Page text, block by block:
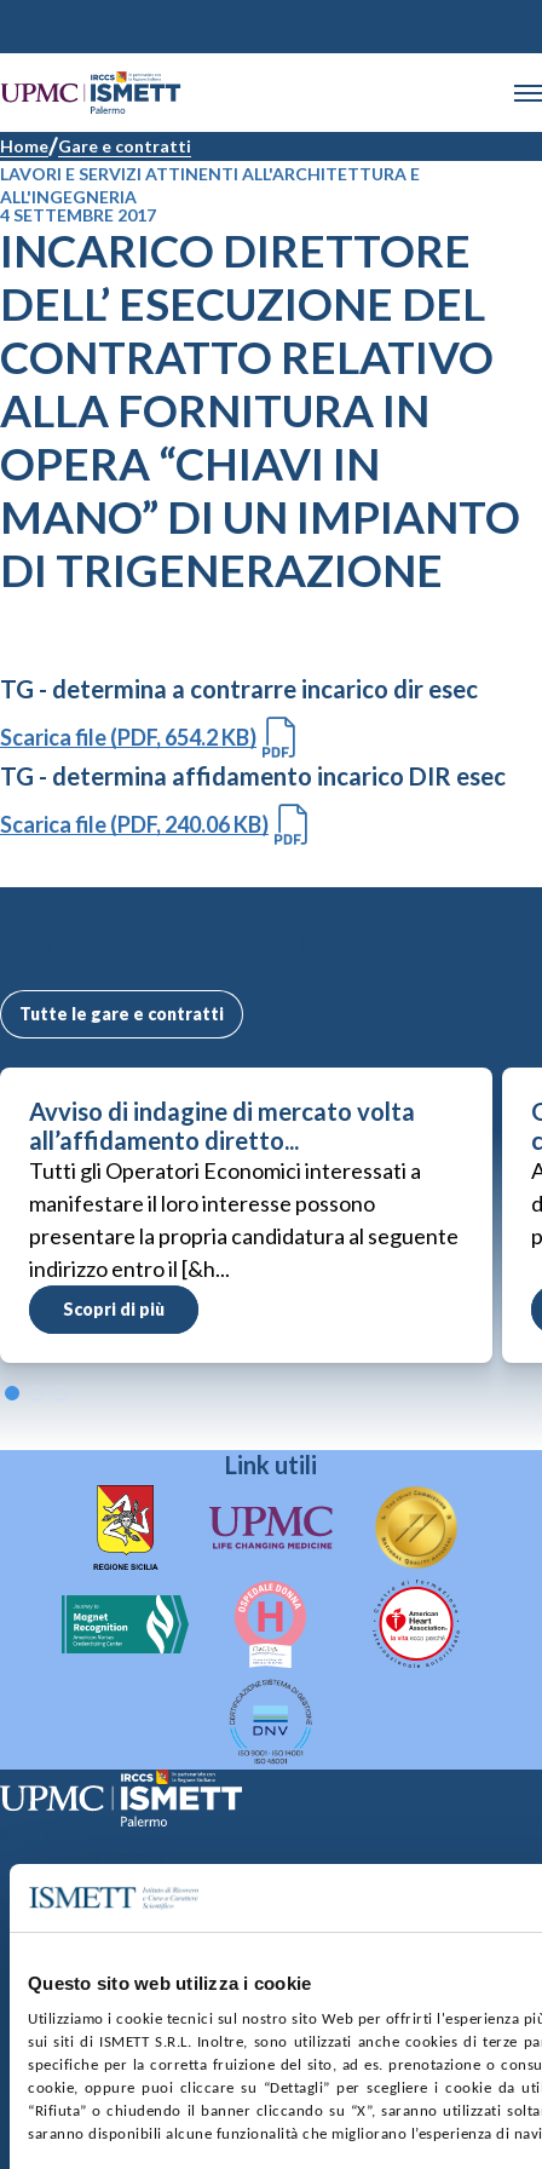
Questo sito web utilizza i cookie
Utilizziamo i cookie tecnici sul nostro sito Web per offrirti l'esperienza
sui siti di ISMETT S.R.L. Inoltre, sono utilizzati anche cookies di terze
specifiche per la corretta fruizione del sito, ad es. prenotazione o
cookie, oppure puoi cliccare su “Dettagli” per scegliere i cookie da
“Rifiuta” o chiudendo il banner cliccando su “X”, saranno utilizzati
saranno disponibili alcune funzionalità che migliorano l’esperienza di
Home Gare e contratti
LAVORI E SERVIZI ATTINENTI ALL'ARCHITETTURA E
ALL'INGEGNERIA
4 SETTEMBRE 2017
INCARICO DIRETTORE
DELL’ ESECUZIONE DEL
CONTRATTO RELATIVO
ALLA FORNITURA IN
OPERA “CHIAVI IN
MANO” DI UN IMPIANTO
DI TRIGENERAZIONE
TG - determina a contrarre incarico dir esec
Scarica file (PDF, 654.2 KB)
TG - determina affidamento incarico DIR esec
Scarica file (PDF, 240.06 KB)
Tutte le gare e contratti
Avviso di indagine di mercato volta
all’affidamento diretto...
Tutti gli Operatori Economici interessati a
manifestare il loro interesse possono
presentare la propria candidatura al seguente
indirizzo entro il [&h...
Scopri di più
Link utili
Via Discesa dei Giudici 4 90133 Palermo
nr. REA PA-201818 P.I. 04544550827
SOCIETÀ TRASPARENTE WHISTLEBLOWING
GARE E CONTRATTIPRIVACYCOOKIE POLICY
SOSTIENICIMAPPA DEL SITOACCESSIBILITÀ
CONTATTI